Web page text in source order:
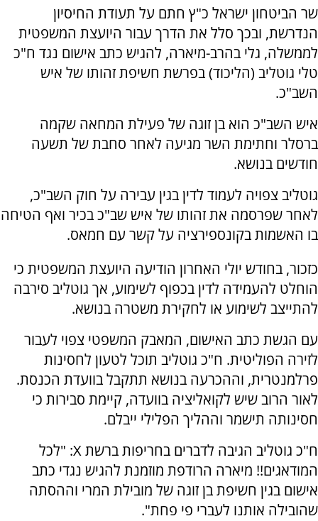
שר הביטחון ישראל כ"ץ חתם על תעודת החיסיון
הנדרשת, ובכך סלל את הדרך עבור היועצת המשפטית
לממשלה, גלי בהרב-מיארה, להגיש כתב אישום נגד ח"כ
טלי גוטליב (הליכוד) בפרשת חשיפת זהותו של איש
השב"כ.
איש השב"כ הוא בן זוגה של פעילת המחאה שקמה
ברסלר וחתימת השר מגיעה לאחר סחבת של תשעה
חודשים בנושא.
גוטליב צפויה לעמוד לדין בגין עבירה על חוק השב"כ,
לאחר שפרסמה את זהותו של איש שב"כ בכיר ואף הטיחה
בו האשמות בקונספירציה על קשר עם חמאס.
כזכור, בחודש יולי האחרון הודיעה היועצת המשפטית כי
הוחלט להעמידה לדין בכפוף לשימוע, אך גוטליב סירבה
להתייצב לשימוע או לחקירת משטרה בנושא.
עם הגשת כתב האישום, המאבק המשפטי צפוי לעבור
לזירה הפוליטית. ח"כ גוטליב תוכל לטעון לחסינות
פרלמנטרית, וההכרעה בנושא תתקבל בוועדת הכנסת.
לאור הרוב שיש לקואליציה בוועדה, קיימת סבירות כי
חסינותה תישמר וההליך הפלילי ייבלם.
ח"כ גוטליב הגיבה לדברים בחריפות ברשת X: "לכל
המודאגים!! מיארה הרודפת מוזמנת להגיש נגדי כתב
אישום בגין חשיפת בן זוגה של מובילת המרי וההסתה
שהובילה אותנו לעברי פי פחת".